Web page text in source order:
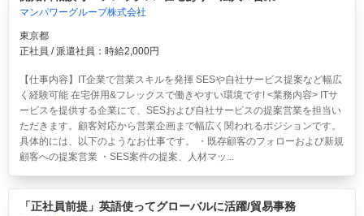
マンパワーグループ株式会社
東京都
正社員 / 派遣社員：時給2,000円
【仕事内容】IT企業で営業スキルを発揮 SESや自社サービス提案など幅広
く経験可能 在宅併用&フレックスで働きやすい環境です! <業務内容> ITサ
ービスを提供する企業にて、SESおよび自社サービスの提案営業を担当い
ただきます。顧客対応から営業企画まで幅広く関われるポジションです。
具体的には、以下のようなお仕事です。 ・既存顧客のフォローおよび新規
顧客への提案営業 ・SES案件の提案、人材マッ...
「正社員前提」英語使ってグローバルに活躍/貿易事務